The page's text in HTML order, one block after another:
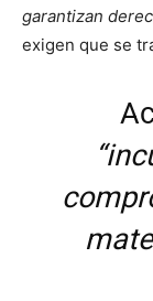
garantizan
exigen que se